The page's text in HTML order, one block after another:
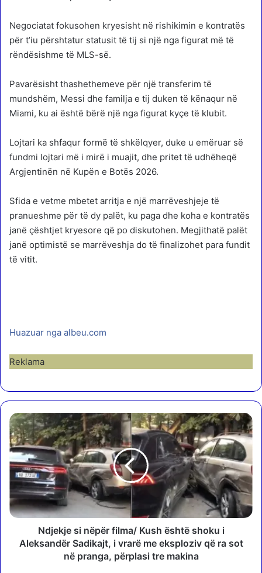
Negociatat fokusohen kryesisht në rishikimin e kontratës
për t’iu përshtatur statusit të tij si një nga figurat më të
rëndësishme të MLS-së.
Pavarësisht thashethemeve për një transferim të
mundshëm, Messi dhe familja e tij duken të kënaqur në
Miami, ku ai është bërë një nga figurat kyçe të klubit.
Lojtari ka shfaqur formë të shkëlqyer, duke u emëruar së
fundmi lojtari më i mirë i muajit, dhe pritet të udhëheqë
Argjentinën në Kupën e Botës 2026.
Sfida e vetme mbetet arritja e një marrëveshjeje të
pranueshme për të dy palët, ku paga dhe koha e kontratës
janë çështjet kryesore që po diskutohen. Megjithatë palët
janë optimistë se marrëveshja do të finalizohet para fundit
të vitit.
Huazuar nga albeu.com
Reklama
N
d
j
e
k
j
e
s
i
Ndjekje si nëpër filma/ Kush është shoku i
Aleksandër Sadikajt, i vrarë me eksploziv që ra sot
në pranga, përplasi tre makina